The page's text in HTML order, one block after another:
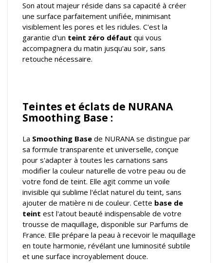
Son atout majeur réside dans sa capacité à créer
une surface parfaitement unifiée, minimisant
visiblement les pores et les ridules. C'est la
garantie d'un teint zéro défaut qui vous
accompagnera du matin jusqu'au soir, sans
retouche nécessaire.
Teintes et éclats de NURANA
Smoothing Base :
La Smoothing Base de NURANA se distingue par
sa formule transparente et universelle, conçue
pour s'adapter à toutes les carnations sans
modifier la couleur naturelle de votre peau ou de
votre fond de teint. Elle agit comme un voile
invisible qui sublime l'éclat naturel du teint, sans
ajouter de matière ni de couleur. Cette base de
teint est l'atout beauté indispensable de votre
trousse de maquillage, disponible sur Parfums de
France. Elle prépare la peau à recevoir le maquillage
en toute harmonie, révélant une luminosité subtile
et une surface incroyablement douce.